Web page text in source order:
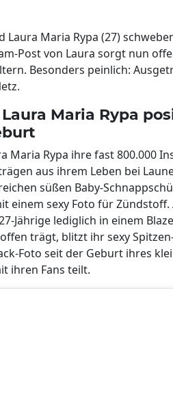
Laura Maria Rypa (27)
Post von Laura sorgt nun
Besonders peinlich:
Maria Rypa
Maria Rypa ihre fast 800.000
aus ihrem Leben bei
süßen Baby-
einem sexy Foto für Zündstoff.
Jährige lediglich in einem
trägt, blitzt ihr sexy
Foto seit der Geburt ihres
ihren Fans teilt.